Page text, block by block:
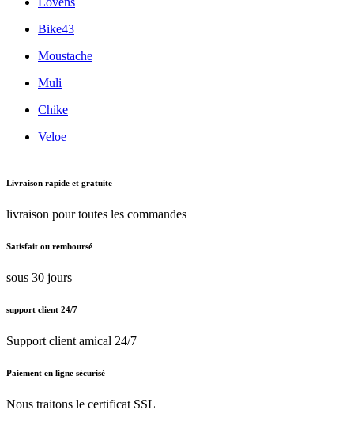
Bike43
Moustache
Muli
Chike
Veloe
Livraison rapide et gratuite
livraison pour toutes les commandes
Satisfait ou remboursé
sous 30 jours
support client 24/7
Support client amical 24/7
Paiement en ligne sécurisé
Nous traitons le certificat SSL